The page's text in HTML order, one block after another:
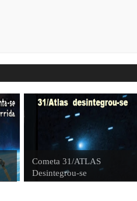
Cometa 31/ATLAS
Desintegrou-se